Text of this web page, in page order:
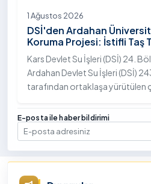
1 Ağustos 2026
DSİ'den Ardahan
Koruma Projesi: İstifli Taş
Çalışmaları Tamamlandı
Kars Devlet Su İşleri (DSİ) 24.
Ardahan Devlet Su İşleri (DSİ)
tarafından ortaklaşa yürütülen
"İstifli Taş Tahkimatı" projesi
E-posta ile haber bildirimi
E-posta